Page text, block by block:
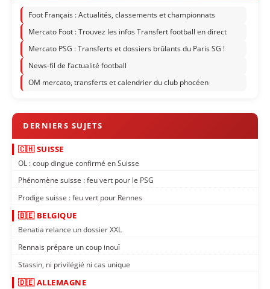
Foot Français : Actualités, classements et championnats
Mercato Foot : Trouvez les infos Transfert football en direct
Mercato PSG : Transferts et dossiers brûlants du Paris SG !
News-fil de l’actualité football
OM mercato, transferts et calendrier du club phocéen
🇨🇭 SUISSE
OL : coup dingue confirmé en Suisse
Phénomène suisse : feu vert pour le PSG
Prodige suisse : feu vert pour Rennes
🇧🇪 BELGIQUE
Benatia relance un dossier XXL
Rennais prépare un coup inouï
Stassin, ni privilégié ni cas unique
🇩🇪 ALLEMAGNE